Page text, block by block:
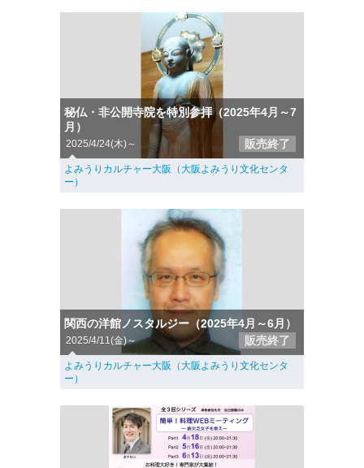
秘仏・非公開寺院を特別参拝（2025年4月～7
月）
2025/4/24(木)～ 販売終了
よみうりカルチャー大阪（大阪よみうり文化センタ
ー）
関西の洋館ノスタルジー（2025年4月～6月）
2025/4/11(金)～ 販売終了
よみうりカルチャー大阪（大阪よみうり文化センタ
ー）